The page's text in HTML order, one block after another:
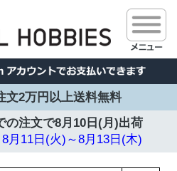
文2万円以上送料無料
の注文で8月10日(月)出荷
月11日(火)～8月13日(木)